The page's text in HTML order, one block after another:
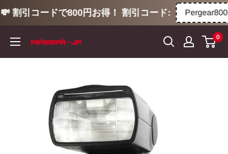
割引コードで800円お得！ 割引コード: Pergear800
テ
0